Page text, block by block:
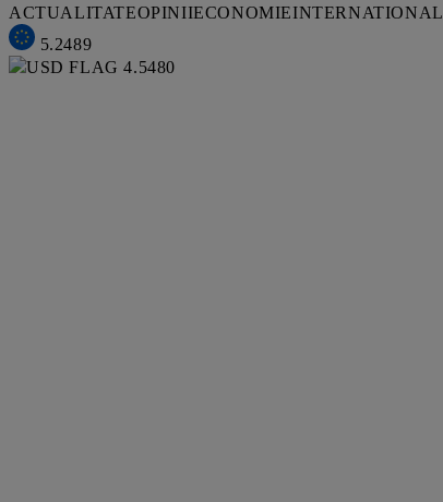
ACTUALITATEOPINIIECONOMIEINTERNATIONAL
5.2489
4.5480